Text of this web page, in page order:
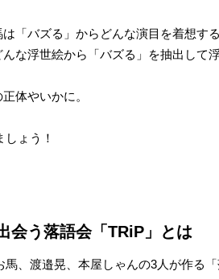
「バズる」からどんな演目を着想す
な浮世絵から「バズる」を抽出して
体やいかに。
ょう！
会う落語会「TRiP」とは
馬、渡邉晃、本屋しゃんの3人が作る